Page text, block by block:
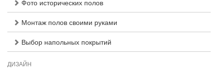
Фото исторических полов
Монтаж полов своими руками
Выбор напольных покрытий
ДИЗАЙН